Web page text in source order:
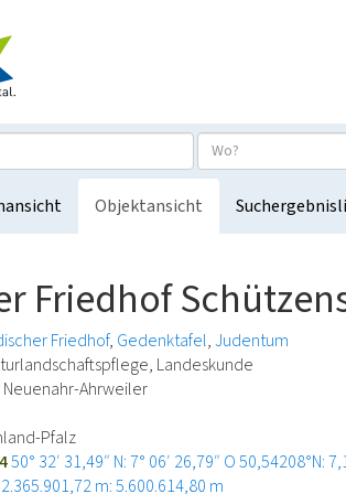
Objektansicht
Friedhof
Friedhof Gedenktafel Judentum
Landeskunde
Neuenahr-Ahrweiler
Pfalz
50° 32′ 31,49″ N: 7° 06′ 26,79″ O50,54208°N:
m: 5.600.614,80 m